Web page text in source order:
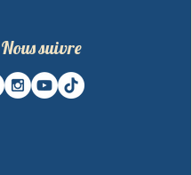
Nous suivre